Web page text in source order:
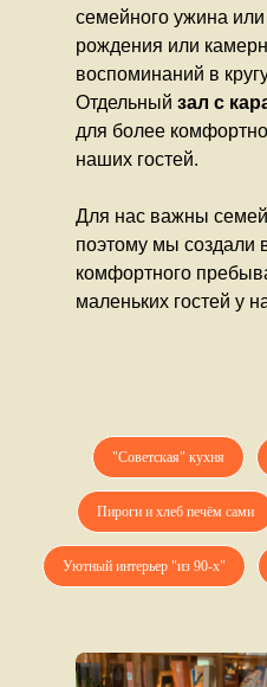
семейного ужина
рождения или
воспоминаний в
Отдельный зал с
для более
наших гостей.
Для нас важны
поэтому мы создали
комфортного
маленьких гостей у
"Советская" кухня
Пироги и хлеб печём сами
Уютный интерьер "из 90-х"